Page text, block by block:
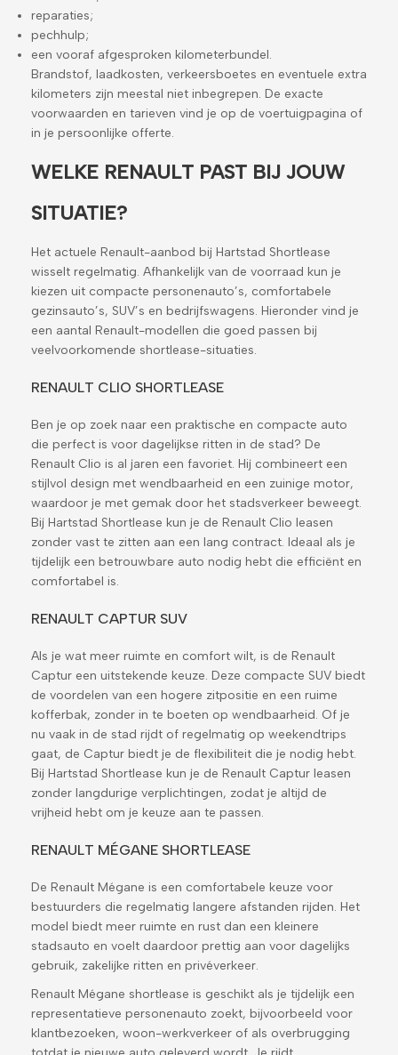
reparaties;
pechhulp;
een vooraf afgesproken kilometerbundel.
Brandstof, laadkosten, verkeersboetes en eventuele extra
kilometers zijn meestal niet inbegrepen. De exacte
voorwaarden en tarieven vind je op de voertuigpagina of
in je persoonlijke offerte.
WELKE RENAULT PAST BIJ JOUW
SITUATIE?
Het actuele Renault-aanbod bij Hartstad Shortlease
wisselt regelmatig. Afhankelijk van de voorraad kun je
kiezen uit compacte personenauto’s, comfortabele
gezinsauto’s, SUV’s en bedrijfswagens. Hieronder vind je
een aantal Renault-modellen die goed passen bij
veelvoorkomende shortlease-situaties.
RENAULT CLIO SHORTLEASE
Ben je op zoek naar een praktische en compacte auto
die perfect is voor dagelijkse ritten in de stad? De
Renault Clio is al jaren een favoriet. Hij combineert een
stijlvol design met wendbaarheid en een zuinige motor,
waardoor je met gemak door het stadsverkeer beweegt.
Bij Hartstad Shortlease kun je de Renault Clio leasen
zonder vast te zitten aan een lang contract. Ideaal als je
tijdelijk een betrouwbare auto nodig hebt die efficiënt en
comfortabel is.
RENAULT CAPTUR SUV
Als je wat meer ruimte en comfort wilt, is de Renault
Captur een uitstekende keuze. Deze compacte SUV biedt
de voordelen van een hogere zitpositie en een ruime
kofferbak, zonder in te boeten op wendbaarheid. Of je
nu vaak in de stad rijdt of regelmatig op weekendtrips
gaat, de Captur biedt je de flexibiliteit die je nodig hebt.
Bij Hartstad Shortlease kun je de Renault Captur leasen
zonder langdurige verplichtingen, zodat je altijd de
vrijheid hebt om je keuze aan te passen.
RENAULT MÉGANE SHORTLEASE
De Renault Mégane is een comfortabele keuze voor
bestuurders die regelmatig langere afstanden rijden. Het
model biedt meer ruimte en rust dan een kleinere
stadsauto en voelt daardoor prettig aan voor dagelijks
gebruik, zakelijke ritten en privéverkeer.
Renault Mégane shortlease is geschikt als je tijdelijk een
representatieve personenauto zoekt, bijvoorbeeld voor
klantbezoeken, woon-werkverkeer of als overbrugging